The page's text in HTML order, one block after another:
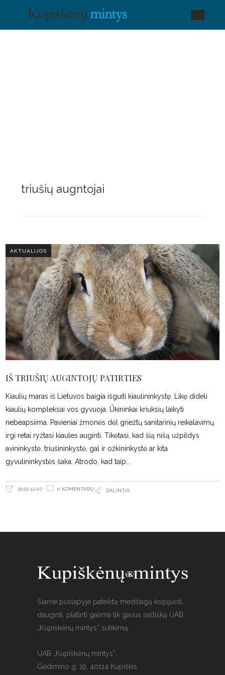
triušių augntojai
AKTUALIJOS
IŠ TRIUŠIŲ AUGINTOJŲ PATIRTIES
Kiaulių maras iš Lietuvos baigia išguiti kiaulininkystę. Likę dideli
kiaulių kompleksai vos gyvuoja. Ūkininkai kriuksių laikyti
nebeapsiima. Pavieniai žmonės dėl griežtų sanitarinių reikalavimų
irgi retai ryžtasi kiaules auginti. Tikėtasi, kad šią nišą užpildys
avininkystė, triušininkystė, gal ir ožkininkystė ar kita
gyvulininkystės šaka. Atrodo, kad taip
2022-12-07 0 KOMENTARŲ DALINTIS
Šiame puslapyje pateiktą medžiagą kopijuoti,
dauginti, platinti galima tik gavus raštišką UAB
„Kupiškėnų mintys“ sutikimą.
UAB „Kupiškėnų mintys“,
Gedimino g. 19, 40114 Kupiškis